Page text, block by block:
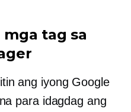
tag sa
ang iyong Google
para idagdag ang